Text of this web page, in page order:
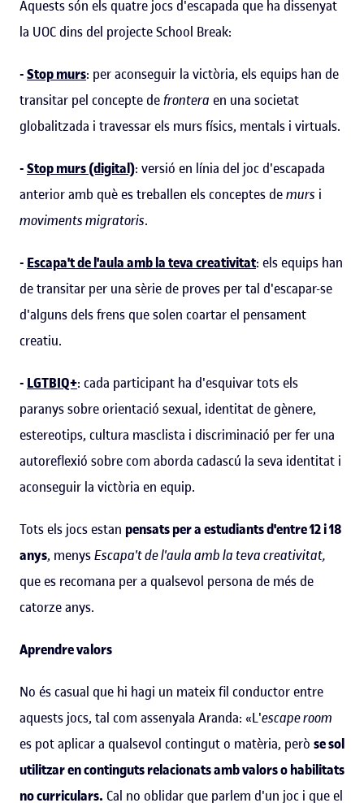
Aquests són els quatre jocs d'escapada que ha dissenyat
la UOC dins del projecte School Break:
-Stop murs: per aconseguir la victòria, els equips han de
transitar pel concepte defrontera en una societat
globalitzada i travessar els murs físics, mentals i virtuals.
-Stop murs (digital): versió en línia del joc d'escapada
anterior amb què es treballen els conceptes demurs i
moviments migratoris.
- Escapa't de l'aula amb la teva creativitat: els equips han
de transitar per una sèrie de proves per tal d'escapar-se
d'alguns dels frens que solen coartar el pensament
creatiu.
- LGTBIQ+: cada participant ha d'esquivar tots els
paranys sobre orientació sexual, identitat de gènere,
estereotips, cultura masclista i discriminació per fer una
autoreflexió sobre com aborda cadascú la seva identitat i
aconseguir la victòria en equip.
Tots els jocs estan pensats per a estudiants d'entre 12 i 18
anys, menysEscapa't de l'aula amb la teva creativitat,
que es recomana per a qualsevol persona de més de
catorze anys.
Aprendre valors
No és casual que hi hagi un mateix fil conductor entre
aquests jocs, tal com assenyala Aranda: «L'escape room
es pot aplicar a qualsevol contingut o matèria, però se sol
utilitzar en continguts relacionats amb valors o habilitats
no curriculars. Cal no oblidar que parlem d'un joc i que el